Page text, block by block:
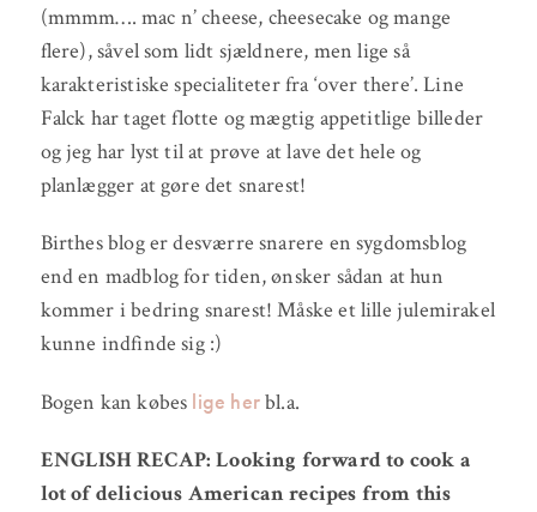
(mmmm…. mac n’ cheese, cheesecake og mange
flere), såvel som lidt sjældnere, men lige så
karakteristiske specialiteter fra ‘over there’. Line
Falck har taget flotte og mægtig appetitlige billeder
og jeg har lyst til at prøve at lave det hele og
planlægger at gøre det snarest!
Birthes blog er desværre snarere en sygdomsblog
end en madblog for tiden, ønsker sådan at hun
kommer i bedring snarest! Måske et lille julemirakel
kunne indfinde sig :)
Bogen kan købes lige herbl.a.
ENGLISH RECAP: Looking forward to cook a
lot of delicious American recipes from this